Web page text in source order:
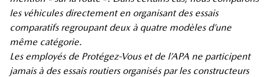
les véhicules directement en organisant des essais
comparatifs regroupant deux à quatre modèles d’une
même catégorie.
Les employés de Protégez-Vous et de l’APA ne participent
jamais à des essais routiers organisés par les constructeurs